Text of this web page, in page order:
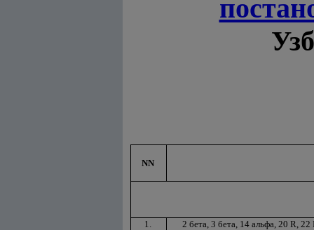
NN
1.
2 бета, 3 бета, 14 альфа, 20 R,